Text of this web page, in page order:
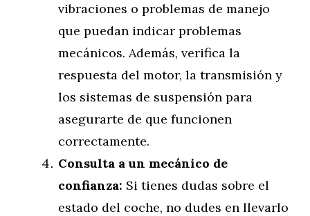
vibraciones o problemas de manejo
que puedan indicar problemas
mecánicos. Además, verifica la
respuesta del motor, la transmisión y
los sistemas de suspensión para
asegurarte de que funcionen
correctamente.
Consulta a un mecánico de
confianza: Si tienes dudas sobre el
estado del coche, no dudes en llevarlo